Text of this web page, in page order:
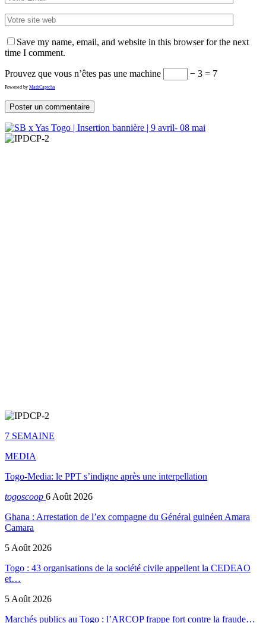
Save my name, email, and website in this browser for the next
time I comment.
Prouvez que vous n’êtes pas une machine − 3 = 7
Powered by MathCaptcha
7 SEMAINE
MEDIA
Togo-Media: le PPT s’indigne après une interpellation
togoscoop 6 Août 2026
Ghana : Arrestation de l’ex compagne du Général guinéen Amara
Camara
5 Août 2026
Togo : 43 organisations de la société civile appellent la CEDEAO
et…
5 Août 2026
Marchés publics au Togo : l’ARCOP frappe fort contre la fraude…